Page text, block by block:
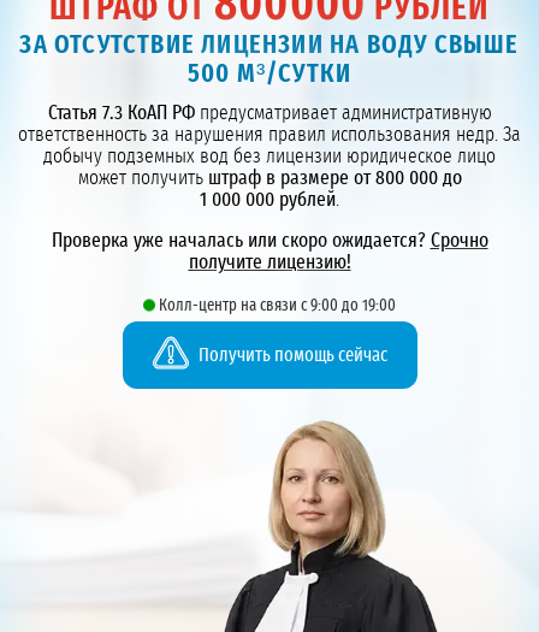
ШТРАФ ОТ РУБЛЕЙ
ЗА ОТСУТСТВИЕ ЛИЦЕНЗИИ НА ВОДУ СВЫШЕ
500 М³/СУТКИ
Статья 7.3 КоАП РФпредусматривает административную
ответственность за нарушения правил использования недр. За
добычу подземных вод без лицензии юридическое лицо
может получить штраф в размере от 800 000 до
1 000 000 рублей
Проверка уже началась или скоро ожидается? Срочно
получите лицензию!
Колл-центр на связи с 9:00 до 19:00
Получить помощь сейчас